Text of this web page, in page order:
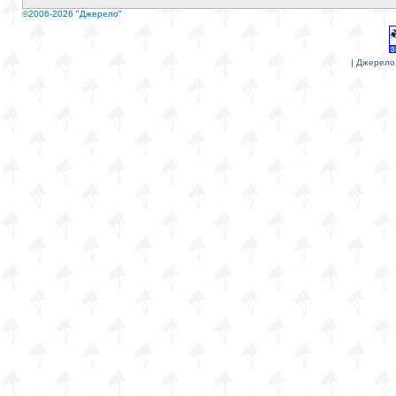
©2006-2026 "Джерело"
| Джерело